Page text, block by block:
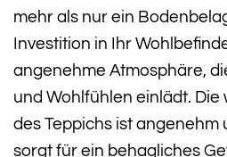
mehr als nur ein
Investition in Ihr
angenehme Atmosphäre,
und Wohlfühlen einlädt.
des Teppichs ist angenehm
sorgt für ein behagliches